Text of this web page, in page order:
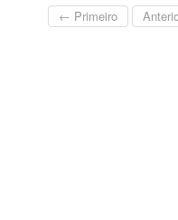
← Primeiro